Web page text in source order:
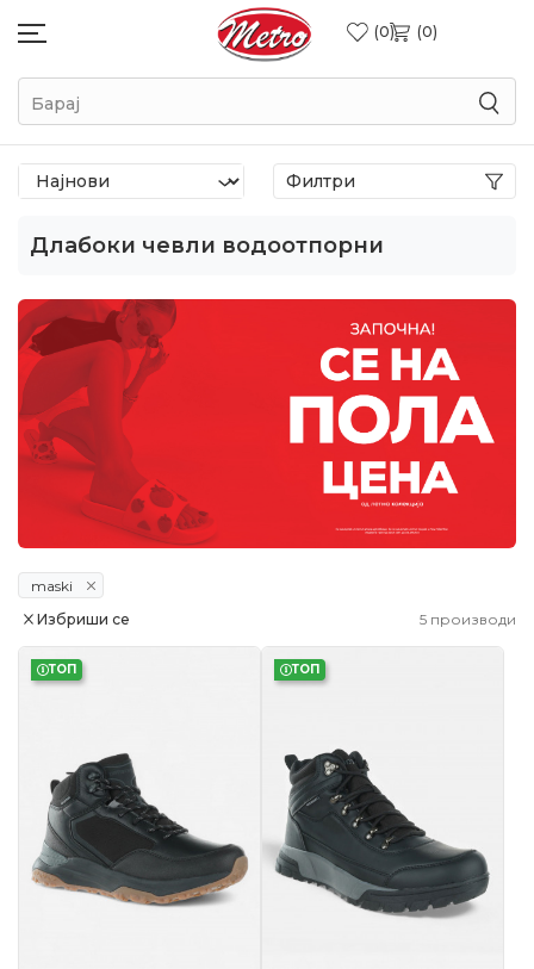
0 0
Барај
Длабоки чевли водоотпорни
Филтри
maski
5 производи
Избриши се
ТОП ТОП